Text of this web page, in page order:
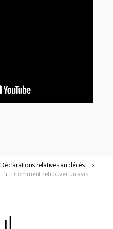
Déclarations relatives au décès
›
›
Comment retrouver un avis